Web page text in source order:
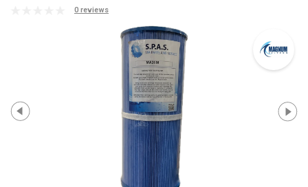
0 reviews